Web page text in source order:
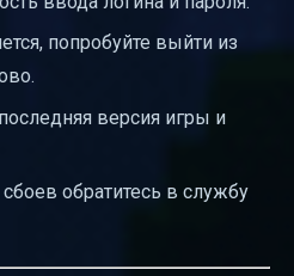
попробуйте выйти из
версия игры и
обратитесь в службу